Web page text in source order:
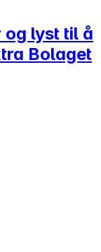
og lyst til å
Bolaget